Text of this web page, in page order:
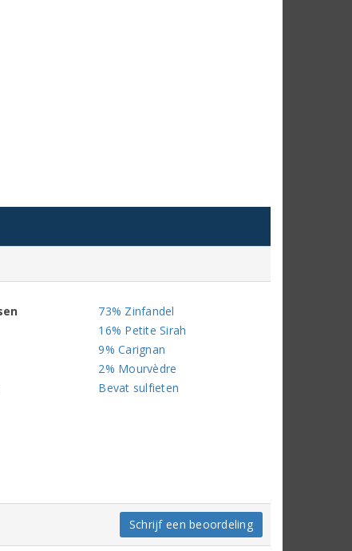
73% Zinfandel
16% Petite Sirah
9% Carignan
2% Mourvèdre
Bevat sulfieten
Schrijf een beoordeling